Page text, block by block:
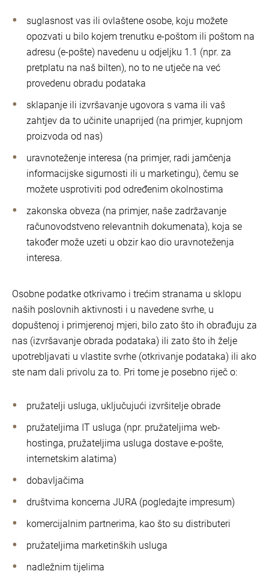
suglasnost vas ili ovlaštene osobe, koju možete
opozvati u bilo kojem trenutku e-poštom ili poštom na
adresu (e-pošte) navedenu u odjeljku 1.1 (npr. za
pretplatu na naš bilten), no to ne utječe na već
provedenu obradu podataka
sklapanje ili izvršavanje ugovora s vama ili vaš
zahtjev da to učinite unaprijed (na primjer, kupnjom
proizvoda od nas)
uravnoteženje interesa (na primjer, radi jamčenja
informacijske sigurnosti ili u marketingu), čemu se
možete usprotiviti pod određenim okolnostima
zakonska obveza (na primjer, naše zadržavanje
računovodstveno relevantnih dokumenata), koja se
također može uzeti u obzir kao dio uravnoteženja
interesa.
Osobne podatke otkrivamo i trećim stranama u sklopu
naših poslovnih aktivnosti i u navedene svrhe, u
dopuštenoj i primjerenoj mjeri, bilo zato što ih obrađuju za
nas (izvršavanje obrada podataka) ili zato što ih želje
upotrebljavati u vlastite svrhe (otkrivanje podataka) ili ako
ste nam dali privolu za to. Pri tome je posebno riječ o:
pružatelji usluga, uključujući izvršitelje obrade
pružateljima IT usluga (npr. pružateljima web-
hostinga, pružateljima usluga dostave e-pošte,
internetskim alatima)
dobavljačima
društvima koncerna JURA (pogledajte impresum)
komercijalnim partnerima, kao što su distributeri
pružateljima marketinških usluga
nadležnim tijelima